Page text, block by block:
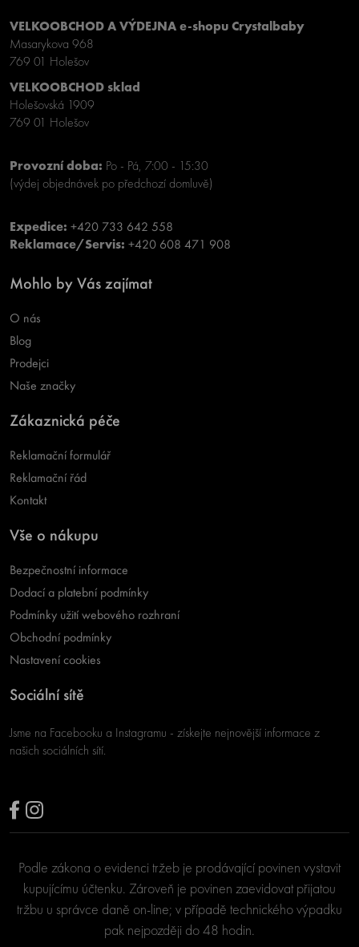
VELKOOBCHOD A VÝDEJNA e-shopu Crystalbaby
Masarykova 968
769 01 Holešov
VELKOOBCHOD sklad
Holešovská 1909
769 01 Holešov
Provozní doba: Po - Pá, 7:00 - 15:30
(výdej objednávek po předchozí domluvě)
Expedice: +420 733 642 558
Reklamace/Servis: +420 608 471 908
Mohlo by Vás zajímat
O nás
Blog
Prodejci
Naše značky
Zákaznická péče
Reklamační formulář
Reklamační řád
Kontakt
Vše o nákupu
Bezpečnostní informace
Dodací a platební podmínky
Podmínky užití webového rozhraní
Obchodní podmínky
Nastavení cookies
Sociální sítě
Jsme na Facebooku a Instagramu - získejte nejnovější informace z
našich sociálních sítí.
Podle zákona o evidenci tržeb je prodávající povinen vystavit
kupujícímu účtenku. Zároveň je povinen zaevidovat přijatou
tržbu u správce daně on-line; v případě technického výpadku
pak nejpozději do 48 hodin.